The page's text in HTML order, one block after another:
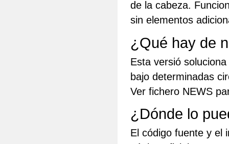
de la cabeza.
sin elementos
¿Qué hay de
Esta versió
bajo determinadas
Ver fichero NEWS
¿Dónde lo
El código fuente y el